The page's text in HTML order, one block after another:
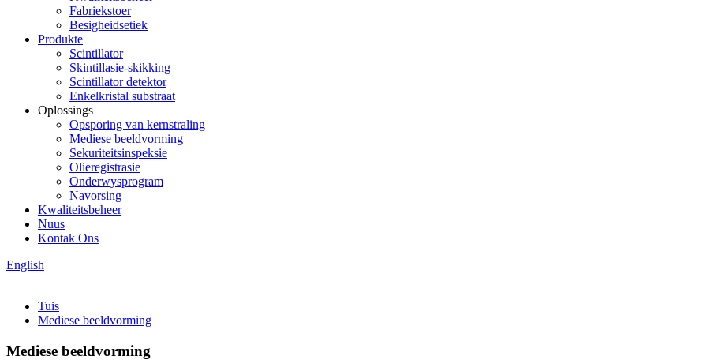
Fabriekstoer
Besigheidsetiek
Produkte
Scintillator
Skintillasie-skikking
Scintillator detektor
Enkelkristal substraat
Oplossings
Opsporing van kernstraling
Mediese beeldvorming
Sekuriteitsinspeksie
Olieregistrasie
Onderwysprogram
Navorsing
Kwaliteitsbeheer
Nuus
Kontak Ons
English
Tuis
Mediese beeldvorming
Mediese beeldvorming